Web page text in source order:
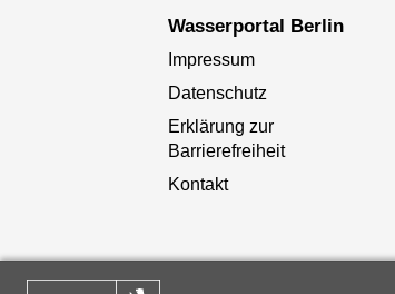
Wasserportal Berlin
Impressum
Datenschutz
Erklärung zur
Barrierefreiheit
Kontakt